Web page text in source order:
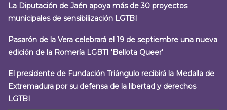
La Diputación de Jaén apoya más de 30 proyectos
municipales de sensibilización LGTBI
Pasarón de la Vera celebrará el 19 de septiembre una nueva
edición de la Romería LGBTI 'Bellota Queer'
El presidente de Fundación Triángulo recibirá la Medalla de
Extremadura por su defensa de la libertad y derechos
LGTBI